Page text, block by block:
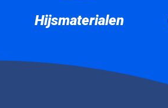
Hijsmaterialen